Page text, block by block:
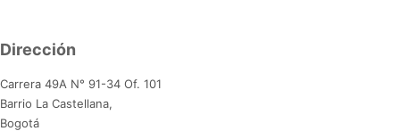
Dirección
Carrera 49A N° 91-34 Of. 101
Barrio La Castellana,
Bogotá